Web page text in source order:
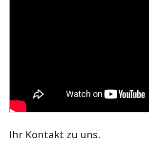
Ihr Kontakt zu uns.